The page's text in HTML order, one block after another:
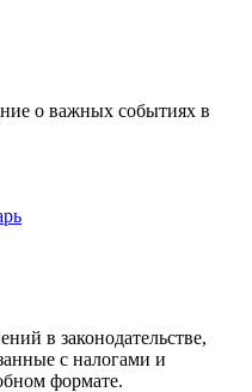
о важных событиях в
в законодательстве,
с налогами и
формате.